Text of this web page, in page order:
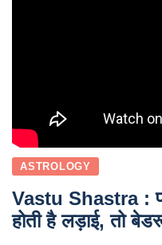
ASTROLOGY
Vastu Shastra :
होती है लड़ाई, तो